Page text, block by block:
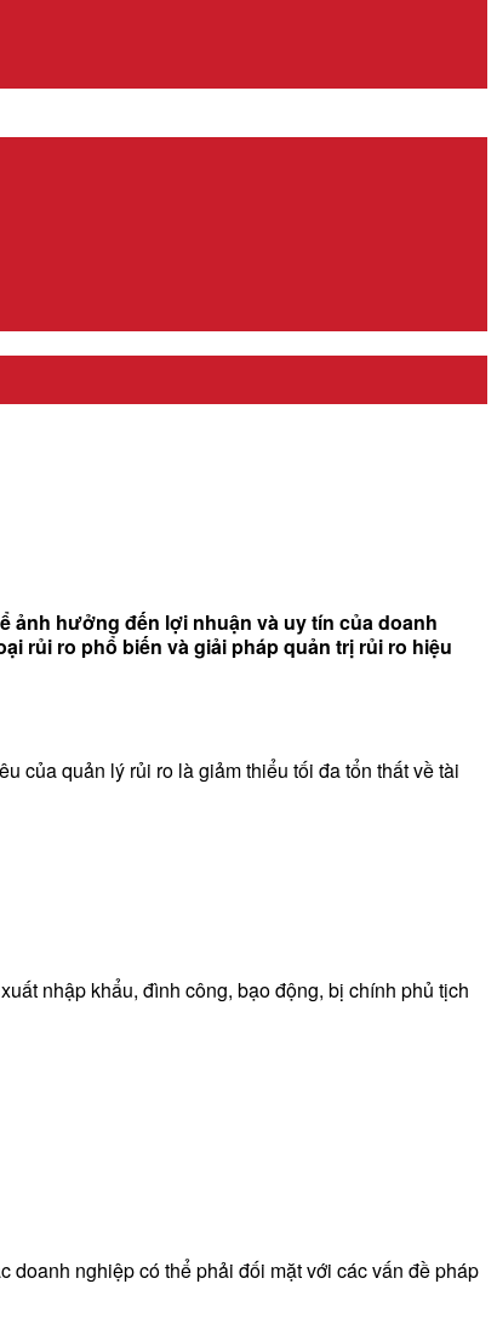
ảnh hưởng đến lợi nhuận và uy tín của doanh
rủi ro phổ biến và giải pháp quản trị rủi ro hiệu
của quản lý rủi ro là giảm thiểu tối đa tổn thất về tài
nhập khẩu, đình công, bạo động, bị chính phủ tịch
doanh nghiệp có thể phải đối mặt với các vấn đề pháp